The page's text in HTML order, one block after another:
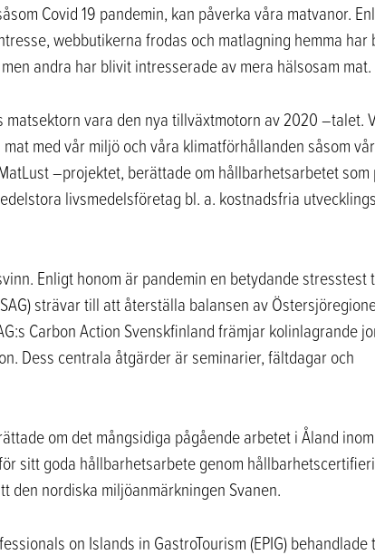
Covid 19 pandemin, kan påverka våra matvanor.
webbutikerna frodas och matlagning hemma har
andra har blivit intresserade av mera hälsosam mat.
matsektorn vara den nya tillväxtmotorn av 2020 –talet.
med vår miljö och våra klimatförhållanden såsom
–projektet, berättade om hållbarhetsarbetet som
livsmedelsföretag bl. a. kostnadsfria
Enligt honom är pandemin en betydande stresstest
strävar till att återställa balansen av
Carbon Action Svenskfinland främjar kolinlagrande
Dess centrala åtgärder är seminarier, fältdagar och
om det mångsidiga pågående arbetet i Åland
sitt goda hållbarhetsarbete genom
den nordiska miljöanmärkningen Svanen.
on Islands in GastroTourism (EPIG)